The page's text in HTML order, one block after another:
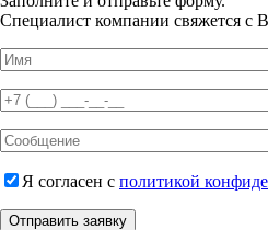
Специалист компании свяжется с
Я согласен с политикой
Отправить заявку